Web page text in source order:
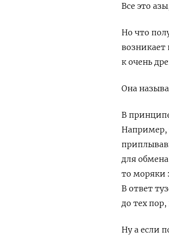
Все это
Но что
возникает
к очень
Она
В
Например,
для
то моряки
В ответ
до тех
Ну а если